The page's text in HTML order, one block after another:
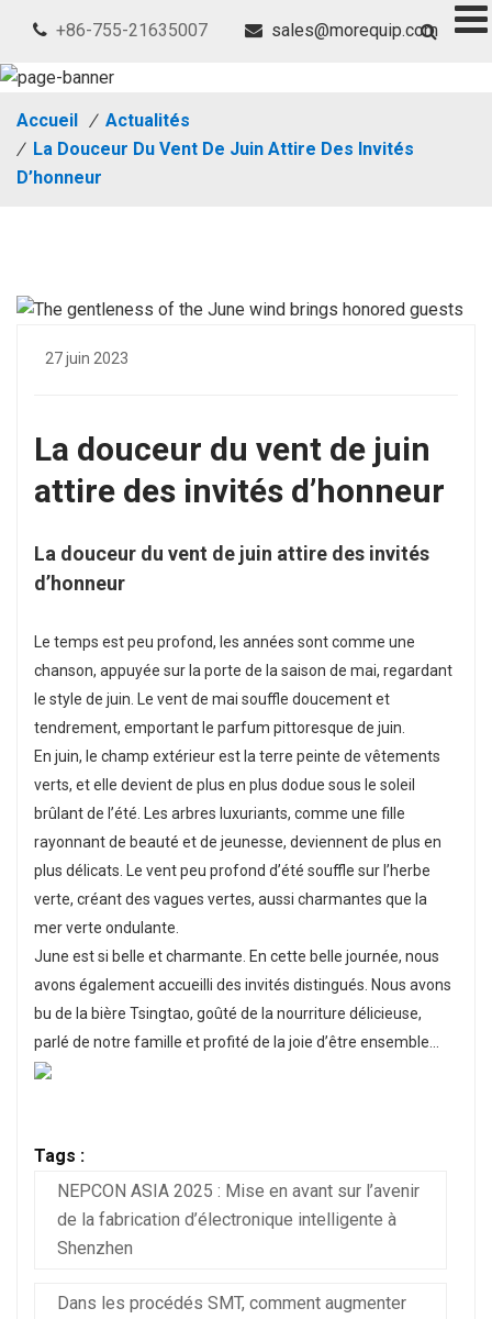
+86-755-21635007 sales@morequip.com
Accueil / Actualités
/ La Douceur Du Vent De Juin Attire Des Invités
D’honneur
27 juin 2023
La douceur du vent de juin
attire des invités d’honneur
La douceur du vent de juin attire des invités
d’honneur
Le temps est peu profond, les années sont comme une
chanson, appuyée sur la porte de la saison de mai, regardant
le style de juin. Le vent de mai souffle doucement et
tendrement, emportant le parfum pittoresque de juin.
En juin, le champ extérieur est la terre peinte de vêtements
verts, et elle devient de plus en plus dodue sous le soleil
brûlant de l’été. Les arbres luxuriants, comme une fille
rayonnant de beauté et de jeunesse, deviennent de plus en
plus délicats. Le vent peu profond d’été souffle sur l’herbe
verte, créant des vagues vertes, aussi charmantes que la
mer verte ondulante.
June est si belle et charmante. En cette belle journée, nous
avons également accueilli des invités distingués. Nous avons
bu de la bière Tsingtao, goûté de la nourriture délicieuse,
parlé de notre famille et profité de la joie d’être ensemble...
Tags :
NEPCON ASIA 2025 : Mise en avant sur l’avenir
de la fabrication d’électronique intelligente à
Shenzhen
Dans les procédés SMT, comment augmenter